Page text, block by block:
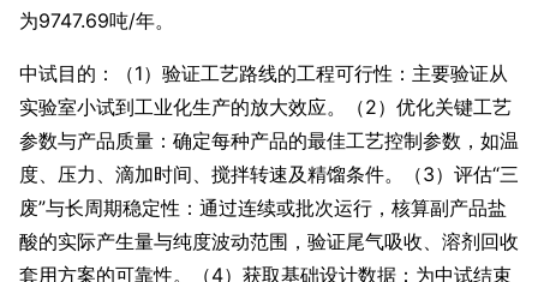
为9747.69吨/年。
中试目的：（1）验证工艺路线的工程可行性：主要验证从
实验室小试到工业化生产的放大效应。（2）优化关键工艺
参数与产品质量：确定每种产品的最佳工艺控制参数，如温
度、压力、滴加时间、搅拌转速及精馏条件。（3）评估“三
废”与长周期稳定性：通过连续或批次运行，核算副产品盐
酸的实际产生量与纯度波动范围，验证尾气吸收、溶剂回收
套用方案的可靠性。（4）获取基础设计数据：为中试结束